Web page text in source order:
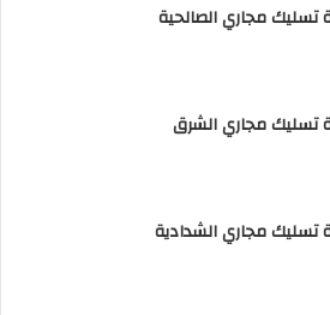
تسليك مجاري الصالحية
تسليك مجاري الشرق
تسليك مجاري الشدادية